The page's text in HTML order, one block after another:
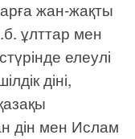
жан-жақты
ұлттар мен
елеулі
діні,
дін мен Ислам